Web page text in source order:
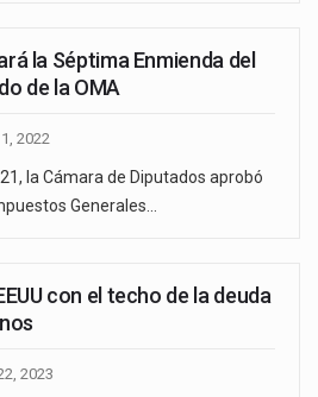
la Séptima Enmienda del
de la OMA
2022
la Cámara de Diputados aprobó
Generales…
con el techo de la deuda
2023